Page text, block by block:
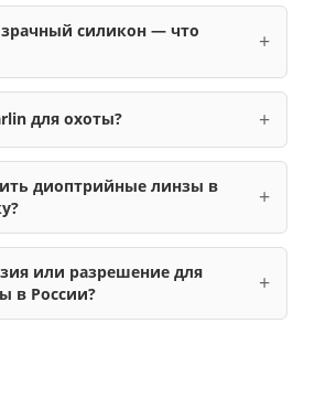
силикон — что
для охоты?
диоптрийные линзы в
или разрешение для
в России?